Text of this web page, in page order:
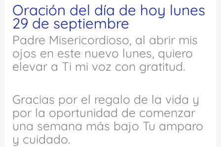
Oración del día de hoy lunes
29 de septiembre
Padre Misericordioso, al abrir mis
ojos en este nuevo lunes, quiero
elevar a Ti mi voz con gratitud.
Gracias por el regalo de la vida y
por la oportunidad de comenzar
una semana más bajo Tu amparo
y cuidado.